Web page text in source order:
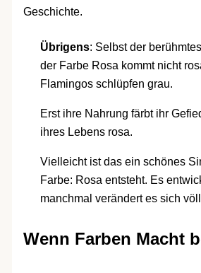
Geschichte.
Übrigens: Selbst der
der Farbe Rosa kommt nicht
Flamingos schlüpfen grau.
Erst ihre Nahrung färbt ihr
ihres Lebens rosa.
Vielleicht ist das ein schönes
Farbe: Rosa entsteht. Es
manchmal verändert es sich
Wenn Farben Macht